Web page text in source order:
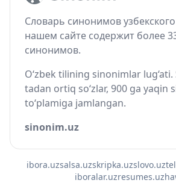
Словарь синонимов
нашем сайте содержит более
синонимов.
O‘zbek tilining sinonimlar lug‘ati.
tadan ortiq so‘zlar, 900 ga yaqin
to‘plamiga jamlangan.
sinonim.uz
ibora.uzsalsa.uzskripka.uzslovo.uz
iboralar.uzresumes.uz